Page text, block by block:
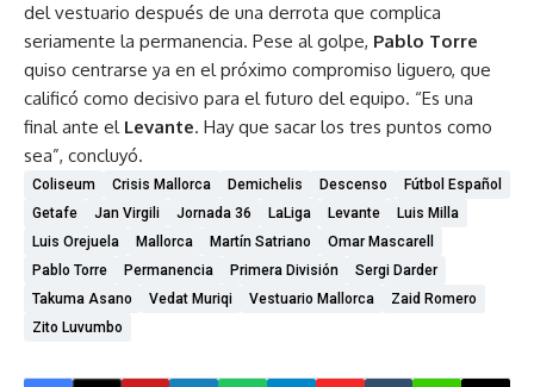
del vestuario después de una derrota que complica
seriamente la permanencia. Pese al golpe, Pablo Torre
quiso centrarse ya en el próximo compromiso liguero, que
calificó como decisivo para el futuro del equipo. “Es una
final ante el Levante. Hay que sacar los tres puntos como
sea”, concluyó.
Coliseum Crisis Mallorca Demichelis Descenso
Fútbol Español
Getafe
Jan Virgili Jornada 36 LaLiga Levante
Luis Milla
Luis Orejuela
Mallorca Martín Satriano
Omar Mascarell
Pablo Torre
Permanencia Primera División
Sergi Darder
Takuma Asano
Vedat Muriqi Vestuario Mallorca
Zaid Romero
Zito Luvumbo